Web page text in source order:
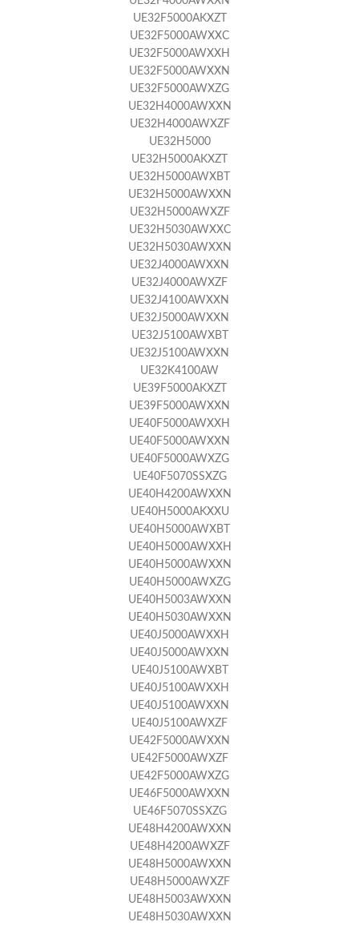
UE32F5000AKXZT
UE32F5000AWXXC
UE32F5000AWXXH
UE32F5000AWXXN
UE32F5000AWXZG
UE32H4000AWXXN
UE32H4000AWXZF
UE32H5000
UE32H5000AKXZT
UE32H5000AWXBT
UE32H5000AWXXN
UE32H5000AWXZF
UE32H5030AWXXC
UE32H5030AWXXN
UE32J4000AWXXN
UE32J4000AWXZF
UE32J4100AWXXN
UE32J5000AWXXN
UE32J5100AWXBT
UE32J5100AWXXN
UE32K4100AW
UE39F5000AKXZT
UE39F5000AWXXN
UE40F5000AWXXH
UE40F5000AWXXN
UE40F5000AWXZG
UE40F5070SSXZG
UE40H4200AWXXN
UE40H5000AKXXU
UE40H5000AWXBT
UE40H5000AWXXH
UE40H5000AWXXN
UE40H5000AWXZG
UE40H5003AWXXN
UE40H5030AWXXN
UE40J5000AWXXH
UE40J5000AWXXN
UE40J5100AWXBT
UE40J5100AWXXH
UE40J5100AWXXN
UE40J5100AWXZF
UE42F5000AWXXN
UE42F5000AWXZF
UE42F5000AWXZG
UE46F5000AWXXN
UE46F5070SSXZG
UE48H4200AWXXN
UE48H4200AWXZF
UE48H5000AWXXN
UE48H5000AWXZF
UE48H5003AWXXN
UE48H5030AWXXN